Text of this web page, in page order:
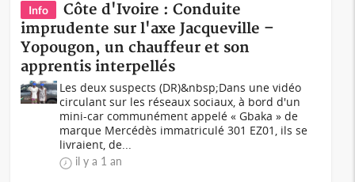
Info
Côte d'Ivoire : Conduite
imprudente sur l'axe Jacqueville –
Yopougon, un chauffeur et son
apprentis interpellés
Les deux suspects (DR)&nbsp;Dans une vidéo
circulant sur les réseaux sociaux, à bord d'un
mini-car communément appelé « Gbaka » de
marque Mercédès immatriculé 301 EZ01, ils se
livraient, de...
il y a 1 an